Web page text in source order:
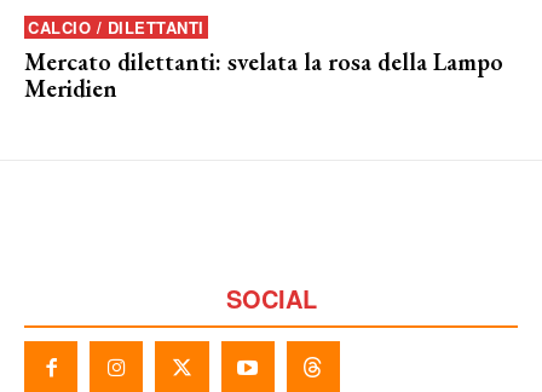
CALCIO / DILETTANTI
Mercato dilettanti: svelata la rosa della Lampo
Meridien
SOCIAL